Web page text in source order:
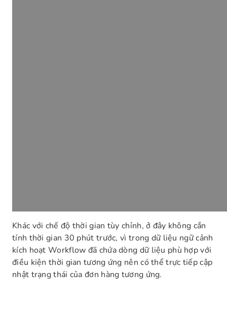
Khác với chế độ thời gian tùy chỉnh, ở đây không cần
tính thời gian 30 phút trước, vì trong dữ liệu ngữ cảnh
kích hoạt Workflow đã chứa dòng dữ liệu phù hợp với
điều kiện thời gian tương ứng nên có thể trực tiếp cập
nhật trạng thái của đơn hàng tương ứng.